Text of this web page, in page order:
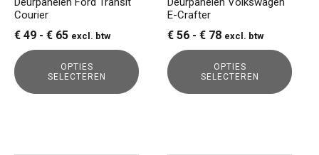
Courier
€ 49 - € 65Prijsklasse:
€ 49
tot
excl. btw
OPTIES
SELECTEREN
worden
op
de
productpagina
E-Crafter
€ 56 - € 78Prijsklasse:
€ 56
tot
excl. btw
OPTIES
SELECTEREN
worden
op
de
productpagina